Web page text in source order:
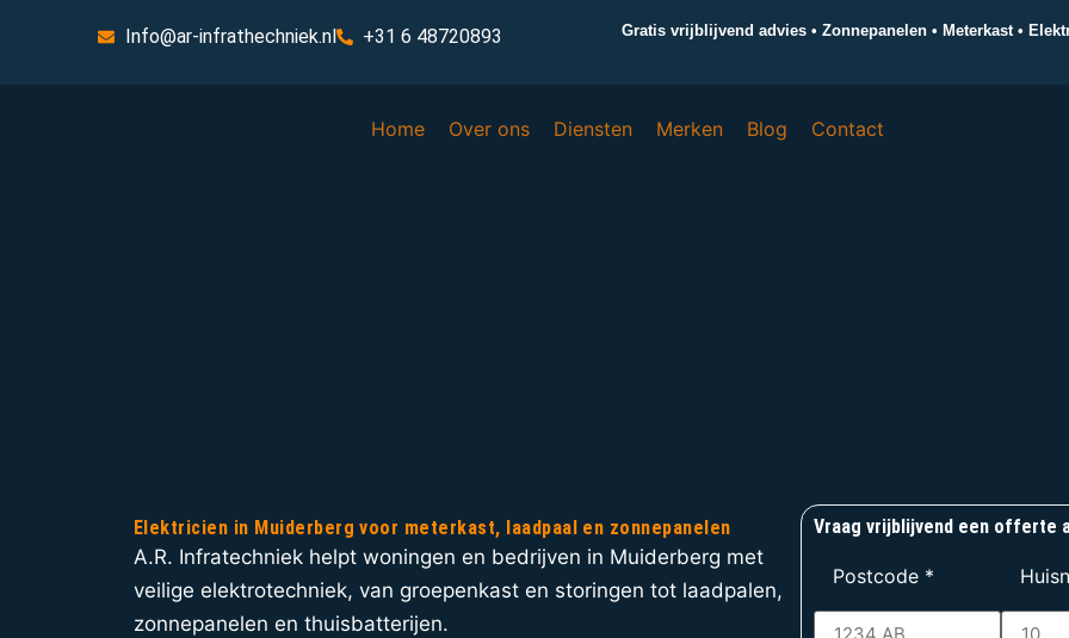
Info@ar-infrathechniek.nl +31 6 48720893 Gratis vrijblijvend advies • Zonnepanelen • Meterkast •
Home Over ons Diensten Merken Blog Contact
Elektricien in Muiderberg voor meterkast, laadpaal en zonnepanelen
A.R. Infratechniek helpt woningen en bedrijven in Muiderberg met
veilige elektrotechniek, van groepenkast en storingen tot laadpalen,
zonnepanelen en thuisbatterijen.
Vraag vrijblijvend een offerte
Postcode *